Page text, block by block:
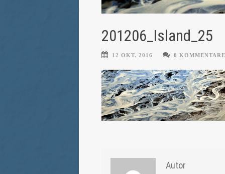
201206_Island_25
12 OKT. 2016 0 KOMMENTARE
Autor